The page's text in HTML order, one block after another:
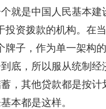
就是中国人民基本
投资拨款的机构。在
牌子，作为单一架构
底，所以服从统制
，其他贷款都是按
本都是这样。